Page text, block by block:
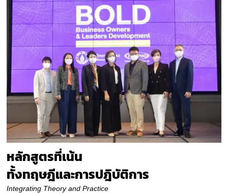
หลักสูตรที่เน้น
ทั้งทฤษฎีและการปฎิบัติการ
Integrating Theory and Practice